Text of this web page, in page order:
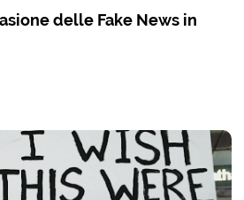
delle Fake News in